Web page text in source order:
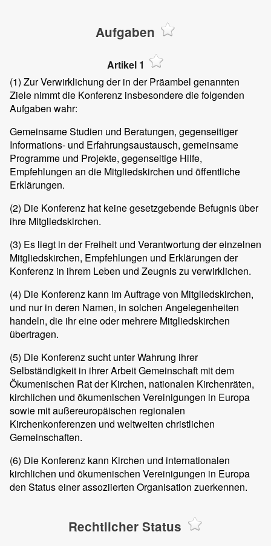
Aufgaben
Artikel 1
(1) Zur Verwirklichung der in der Präambel genannten
Ziele nimmt die Konferenz insbesondere die folgenden
Aufgaben wahr:
Gemeinsame Studien und Beratungen, gegenseitiger
Informations- und Erfahrungsaustausch, gemeinsame
Programme und Projekte, gegenseitige Hilfe,
Empfehlungen an die Mitgliedskirchen und öffentliche
Erklärungen.
(2) Die Konferenz hat keine gesetzgebende Befugnis über
ihre Mitgliedskirchen.
(3) Es liegt in der Freiheit und Verantwortung der einzelnen
Mitgliedskirchen, Empfehlungen und Erklärungen der
Konferenz in ihrem Leben und Zeugnis zu verwirklichen.
(4) Die Konferenz kann im Auftrage von Mitgliedskirchen,
und nur in deren Namen, in solchen Angelegenheiten
handeln, die ihr eine oder mehrere Mitgliedskirchen
übertragen.
(5) Die Konferenz sucht unter Wahrung ihrer
Selbständigkeit in ihrer Arbeit Gemeinschaft mit dem
Ökumenischen Rat der Kirchen, nationalen Kirchenräten,
kirchlichen und ökumenischen Vereinigungen in Europa
sowie mit außereuropäischen regionalen
Kirchenkonferenzen und weltweiten christlichen
Gemeinschaften.
(6) Die Konferenz kann Kirchen und internationalen
kirchlichen und ökumenischen Vereinigungen in Europa
den Status einer assoziierten Organisation zuerkennen.
Rechtlicher Status